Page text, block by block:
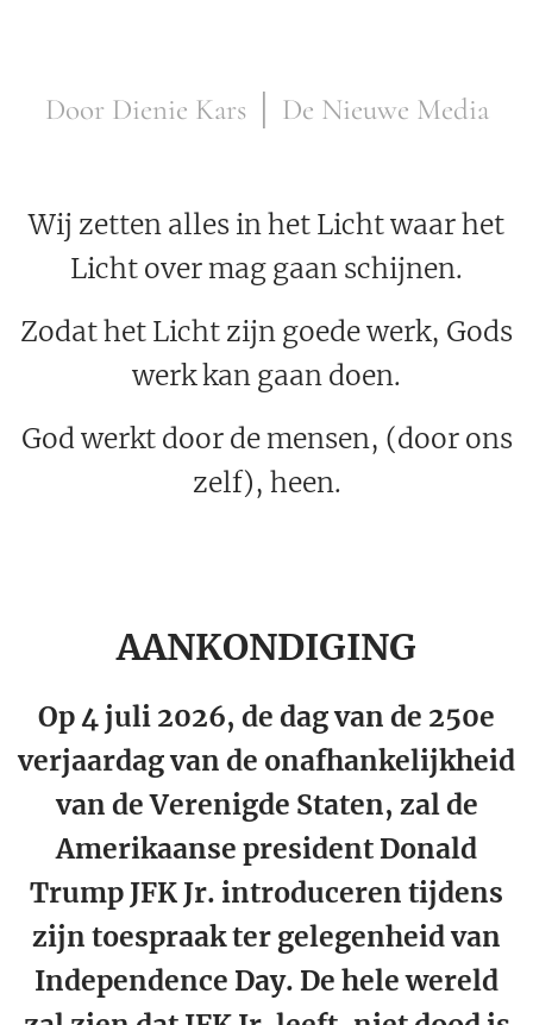
Door Dienie Kars │ De Nieuwe Media
Wij zetten alles in het Licht waar het
Licht over mag gaan schijnen.
Zodat het Licht zijn goede werk, Gods
werk kan gaan doen.
God werkt door de mensen, (door ons
zelf), heen.
AANKONDIGING
Op 4 juli 2026, de dag van de 250e
verjaardag van de onafhankelijkheid
van de Verenigde Staten, zal de
Amerikaanse president Donald
Trump JFK Jr. introduceren tijdens
zijn toespraak ter gelegenheid van
Independence Day. De hele wereld